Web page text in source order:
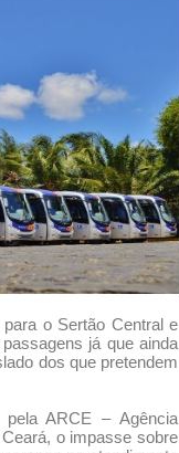
o Sertão Central e
já que ainda
dos que pretendem
ARCE – Agência
o impasse sobre